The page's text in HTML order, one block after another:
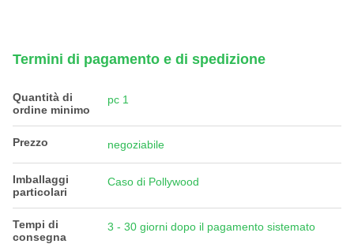
Termini di pagamento e di spedizione
Quantità di
ordine minimo
pc 1
Prezzo negoziabile
Imballaggi
particolari
Caso di Pollywood
Tempi di
consegna
3 - 30 giorni dopo il pagamento sistemato